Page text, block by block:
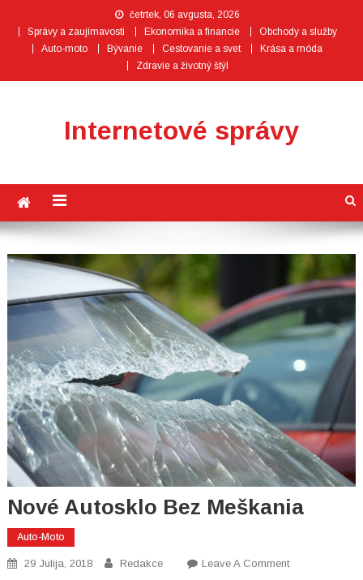
četrtek, 06 avgusta, 2026
Správy a zaujímavosti
Ekonomika a financie
Obchody a služby
Auto-moto
Bývanie Cestovanie a svet
Krása a móda
Zdravie a životný štýl
Internetové správy
Nové Autosklo Bez Meškania
Auto-Moto
29 Julija, 2018 Redakce Leave A CommentOn